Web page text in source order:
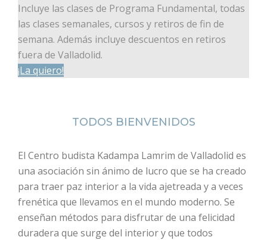
Incluye las clases de Programa Fundamental, todas
las clases semanales, cursos y retiros de fin de
semana. Además incluye descuentos en retiros
fuera de Valladolid.
¡La quiero!
TODOS BIENVENIDOS
El Centro budista Kadampa Lamrim de Valladolid es
una asociación sin ánimo de lucro que se ha creado
para traer paz interior a la vida ajetreada y a veces
frenética que llevamos en el mundo moderno. Se
enseñan métodos para disfrutar de una felicidad
duradera que surge del interior y que todos